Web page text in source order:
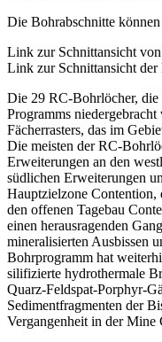
Die Bohrabschnitte
Link zur Schnittansicht
Link zur Schnittansicht
Die 29 RC-Bohrlöcher, die
Programms
Fächerrasters, das im
Die meisten der RC-
Erweiterungen an den
südlichen Erweiterungen
Hauptzielzone Contention,
den offenen Tagebau
einen herausragenden
mineralisierten Ausbissen
Bohrprogramm hat
silifizierte hydrothermale
Quarz-Feldspat-Porphyr-
Sedimentfragmenten der
Vergangenheit in der Mine